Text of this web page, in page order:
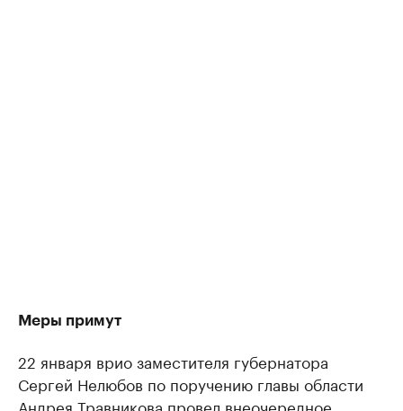
Меры примут
22 января врио заместителя губернатора
Сергей Нелюбов по поручению главы области
Андрея Травникова провел внеочередное